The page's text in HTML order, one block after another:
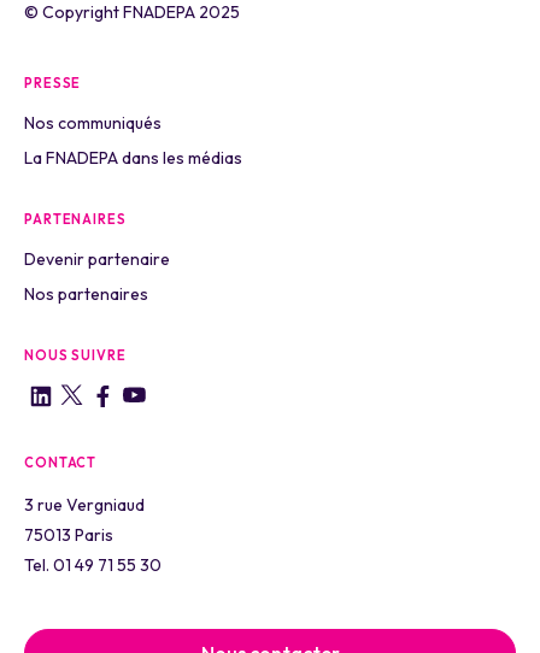
© Copyright FNADEPA 2025
PRESSE
Nos communiqués
La FNADEPA dans les médias
PARTENAIRES
Devenir partenaire
Nos partenaires
NOUS SUIVRE
CONTACT
3 rue Vergniaud
75013 Paris
Tel. 01 49 71 55 30